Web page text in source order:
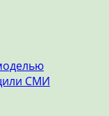
СМИ